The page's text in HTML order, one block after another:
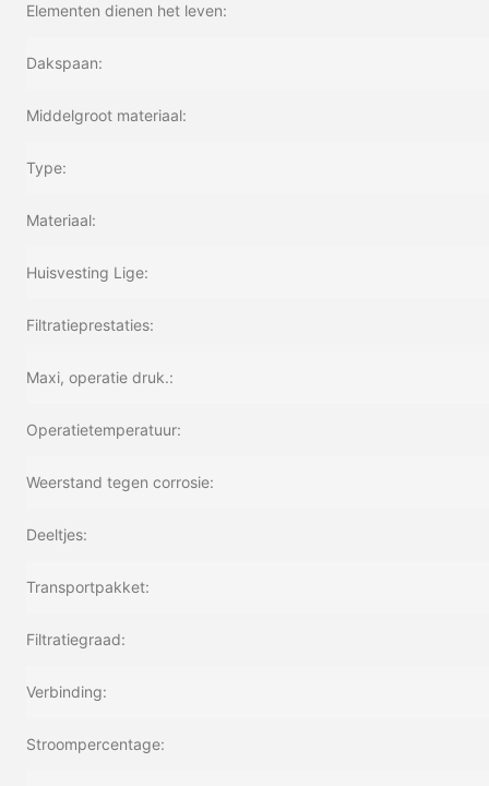
Elementen dienen het leven:
Dakspaan:
Middelgroot materiaal:
Type:
Materiaal:
Huisvesting Lige:
Filtratieprestaties:
Maxi, operatie druk.:
Operatietemperatuur:
Weerstand tegen corrosie:
Deeltjes:
Transportpakket:
Filtratiegraad:
Verbinding:
Stroompercentage: